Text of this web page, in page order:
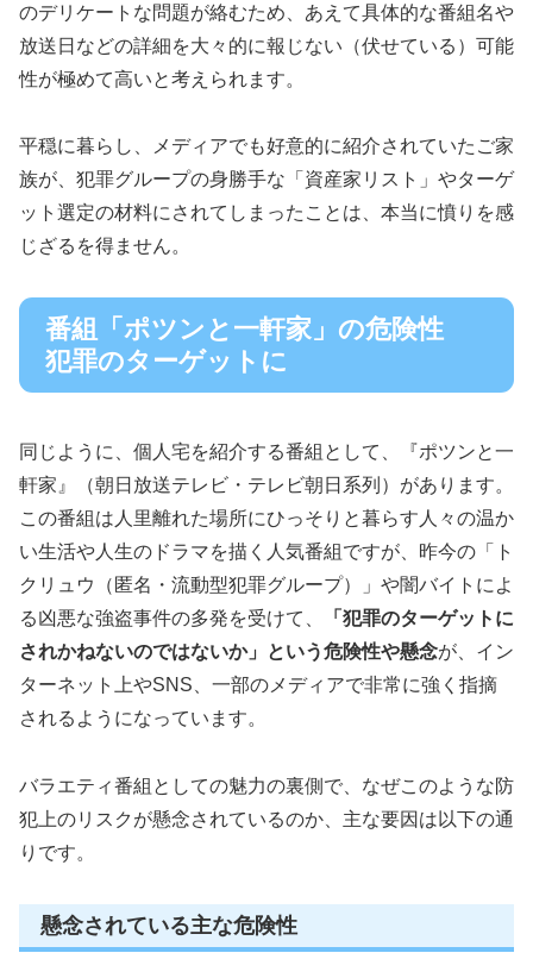
のデリケートな問題が絡むため、あえて具体的な番組名や
放送日などの詳細を大々的に報じない（伏せている）可能
性が極めて高いと考えられます。
平穏に暮らし、メディアでも好意的に紹介されていたご家
族が、犯罪グループの身勝手な「資産家リスト」やターゲ
ット選定の材料にされてしまったことは、本当に憤りを感
じざるを得ません。
番組「ポツンと一軒家」の危険性
犯罪のターゲットに
同じように、個人宅を紹介する番組として、『ポツンと一
軒家』（朝日放送テレビ・テレビ朝日系列）があります。
この番組は人里離れた場所にひっそりと暮らす人々の温か
い生活や人生のドラマを描く人気番組ですが、昨今の「ト
クリュウ（匿名・流動型犯罪グループ）」や闇バイトによ
る凶悪な強盗事件の多発を受けて、
「犯罪のターゲットに
されかねないのではないか」という危険性や懸念が、イン
ターネット上やSNS、一部のメディアで非常に強く指摘
されるようになっています。
バラエティ番組としての魅力の裏側で、なぜこのような防
犯上のリスクが懸念されているのか、主な要因は以下の通
りです。
懸念されている主な危険性